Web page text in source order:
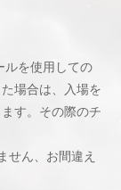
ルを使用しての
場合は、入場を
す。その際のチ
せん、お間違え